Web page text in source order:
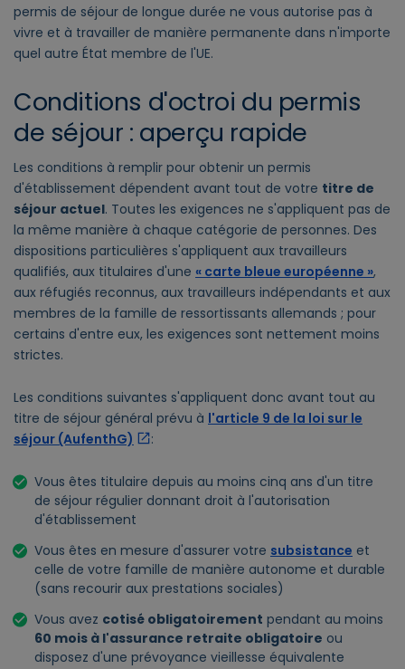
permis de séjour de longue durée ne vous autorise pas à
vivre et à travailler de manière permanente dans n'importe
quel autre État membre de l'UE.
Conditions d'octroi du permis
de séjour : aperçu rapide
Les conditions à remplir pour obtenir un permis
d'établissement dépendent avant tout de votre titre de
séjour actuel. Toutes les exigences ne s'appliquent pas de
la même manière à chaque catégorie de personnes. Des
dispositions particulières s'appliquent aux travailleurs
qualifiés, aux titulaires d'une « carte bleue européenne »,
aux réfugiés reconnus, aux travailleurs indépendants et aux
membres de la famille de ressortissants allemands ; pour
certains d'entre eux, les exigences sont nettement moins
strictes.
Les conditions suivantes s'appliquent donc avant tout au
titre de séjour général prévu à l'article 9 de la loi sur le
séjour (AufenthG)
:
Vous êtes titulaire depuis au moins cinq ans d'un titre
de séjour régulier donnant droit à l'autorisation
d'établissement
Vous êtes en mesure d'assurer votre subsistance et
celle de votre famille de manière autonome et durable
(sans recourir aux prestations sociales)
Vous avez cotisé obligatoirement pendant au moins
60 mois à l'assurance retraite obligatoire ou
disposez d'une prévoyance vieillesse équivalente